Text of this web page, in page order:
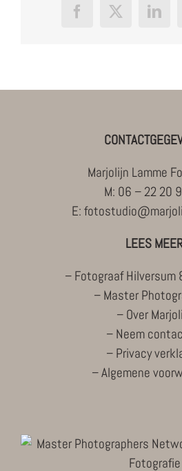
Facebook
X
Marjolijn Lamme
M: 06 – 22 20
E:
LEES
– Fotograaf Hilversum
– Master
– Over
– Neem
– Privacy
–Algemene